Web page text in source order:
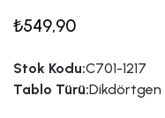
₺549,90
Stok Kodu:C701-1217
Tablo Türü:Dikdörtgen